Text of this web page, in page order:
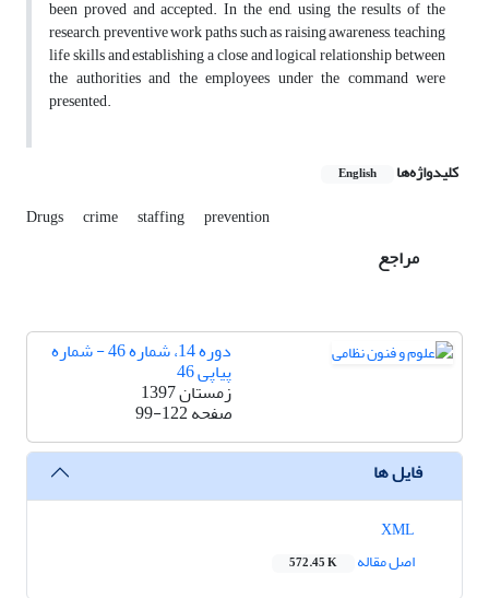
been proved and accepted. In the end, using the results of the
research, preventive work paths such as raising awareness, teaching
life skills and establishing a close and logical relationship between
the authorities and the employees under the command were
presented.
کلیدواژه‌ها English
Drugs crime staffing prevention
مراجع
دوره 14، شماره 46 - شماره
پیاپی 46
زمستان 1397
صفحه99-122
فایل ها
اصل مقاله
572.45 K